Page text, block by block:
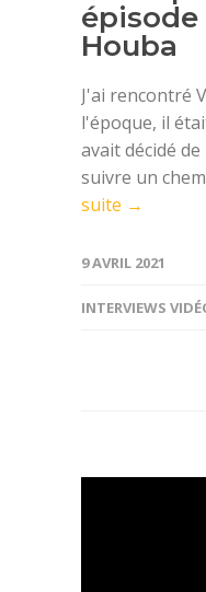
Houba
J'ai rencontré
l'époque, il
avait décidé
suivre un
suite →
9 AVRIL 2021
INTERVIEWS